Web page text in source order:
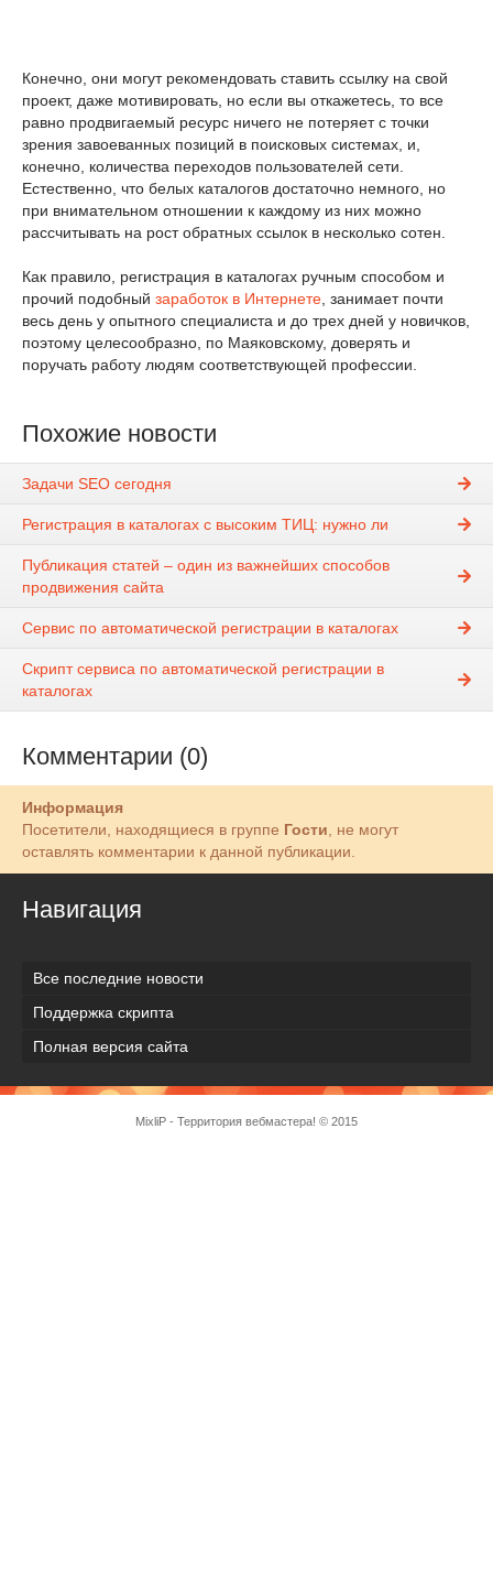
Конечно, они могут рекомендовать ставить ссылку на свой
проект, даже мотивировать, но если вы откажетесь, то все
равно продвигаемый ресурс ничего не потеряет с точки
зрения завоеванных позиций в поисковых системах, и,
конечно, количества переходов пользователей сети.
Естественно, что белых каталогов достаточно немного, но
при внимательном отношении к каждому из них можно
рассчитывать на рост обратных ссылок в несколько сотен.
Как правило, регистрация в каталогах ручным способом и
прочий подобный заработок в Интернете , занимает почти
весь день у опытного специалиста и до трех дней у новичков,
поэтому целесообразно, по Маяковскому, доверять и
поручать работу людям соответствующей профессии.
Похожие новости
Задачи SEO сегодня
Регистрация в каталогах с высоким ТИЦ: нужно ли
Публикация статей – один из важнейших способов
продвижения сайта
Cервис по автоматической регистрации в каталогах
Cкрипт сервиса по автоматической регистрации в
каталогах
Комментарии (0)
Информация
Посетители, находящиеся в группе Гости, не могут
оставлять комментарии к данной публикации.
Навигация
Все последние новости
Поддержка скрипта
Полная версия сайта
MixliP - Территория вебмастера! © 2015